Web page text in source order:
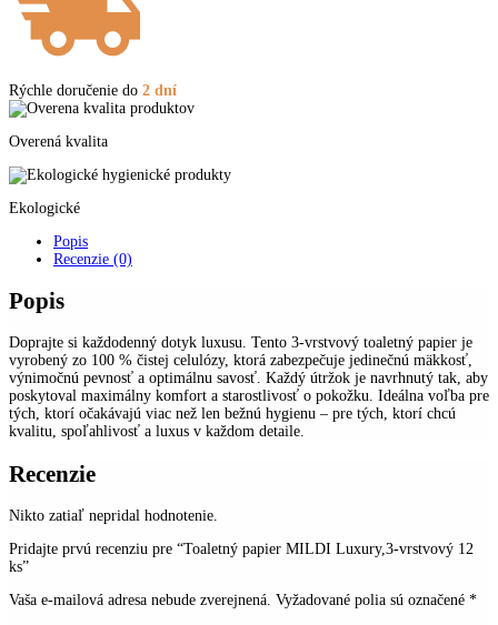
Rýchle doručenie do 2 dní
Overená kvalita
Ekologické
Popis
Recenzie (0)
Popis
Doprajte si každodenný dotyk luxusu. Tento 3-vrstvový toaletný papier je
vyrobený zo 100 % čistej celulózy, ktorá zabezpečuje jedinečnú mäkkosť,
výnimočnú pevnosť a optimálnu savosť. Každý útržok je navrhnutý tak, aby
poskytoval maximálny komfort a starostlivosť o pokožku. Ideálna voľba pre
tých, ktorí očakávajú viac než len bežnú hygienu – pre tých, ktorí chcú
kvalitu, spoľahlivosť a luxus v každom detaile.
Recenzie
Nikto zatiaľ nepridal hodnotenie.
Pridajte prvú recenziu pre “Toaletný papier MILDI Luxury,3-vrstvový 12
ks”
Vaša e-mailová adresa nebude zverejnená. Vyžadované polia sú označené *